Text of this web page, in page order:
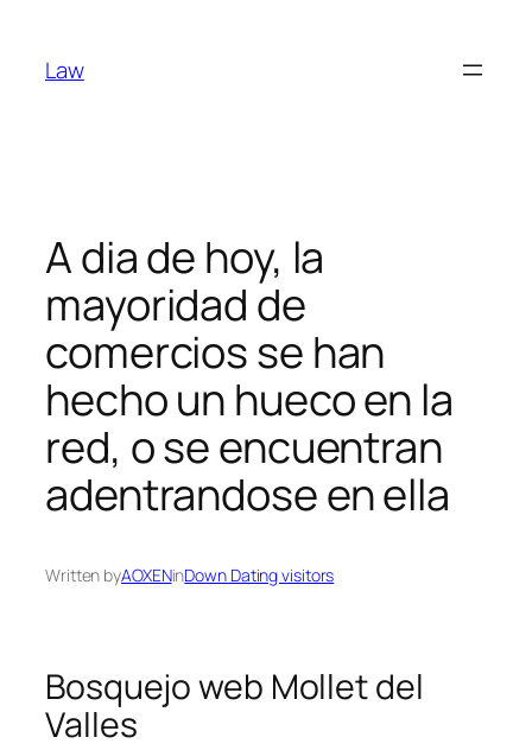
content
Law
A dia de hoy, la
mayoridad de
comercios se han
hecho un hueco en la
red, o se encuentran
adentrandose en ella
Written byAOXENinDown Dating visitors
Bosquejo web Mollet del
Valles